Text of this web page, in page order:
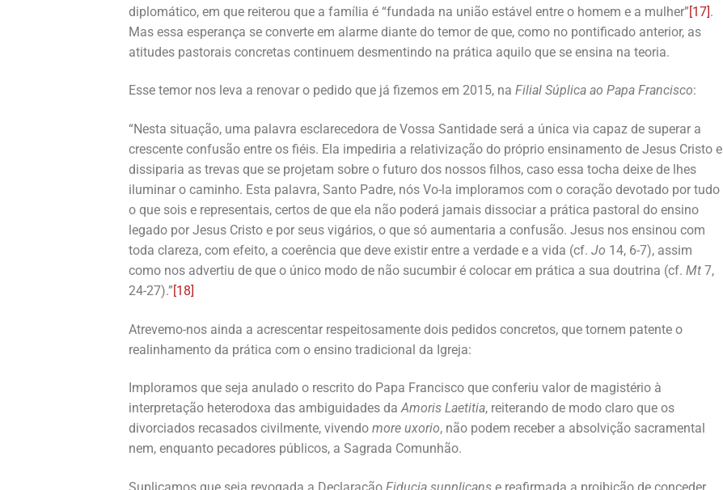
diplomático, em que reiterou que a família é “fundada na união estável entre o homem e a mulher”[17].
Mas essa esperança se converte em alarme diante do temor de que, como no pontificado anterior, as
atitudes pastorais concretas continuem desmentindo na prática aquilo que se ensina na teoria.
Esse temor nos leva a renovar o pedido que já fizemos em 2015, na Filial Súplica ao Papa Francisco:
“Nesta situação, uma palavra esclarecedora de Vossa Santidade será a única via capaz de superar a
crescente confusão entre os fiéis. Ela impediria a relativização do próprio ensinamento de Jesus Cristo e
dissiparia as trevas que se projetam sobre o futuro dos nossos filhos, caso essa tocha deixe de lhes
iluminar o caminho. Esta palavra, Santo Padre, nós Vo-la imploramos com o coração devotado por tudo
o que sois e representais, certos de que ela não poderá jamais dissociar a prática pastoral do ensino
legado por Jesus Cristo e por seus vigários, o que só aumentaria a confusão. Jesus nos ensinou com
toda clareza, com efeito, a coerência que deve existir entre a verdade e a vida (cf. Jo 14, 6-7), assim
como nos advertiu de que o único modo de não sucumbir é colocar em prática a sua doutrina (cf. Mt 7,
24-27).”[18]
Atrevemo-nos ainda a acrescentar respeitosamente dois pedidos concretos, que tornem patente o
realinhamento da prática com o ensino tradicional da Igreja:
Imploramos que seja anulado o rescrito do Papa Francisco que conferiu valor de magistério à
interpretação heterodoxa das ambiguidades daAmoris Laetitia, reiterando de modo claro que os
divorciados recasados civilmente, vivendo more uxorio, não podem receber a absolvição sacramental
nem, enquanto pecadores públicos, a Sagrada Comunhão.